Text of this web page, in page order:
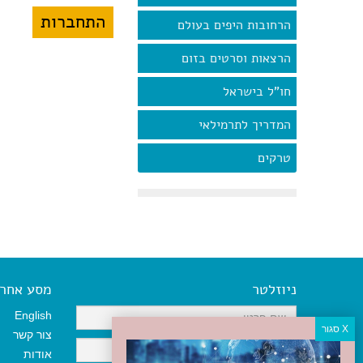
הרחובות היפים בעולם
הרצאות וסרטים בזום
חו"ל בישראל
המדריך לתרמילאי
טרקים
ניוזלטר מסע אחר
English
צור קשר
אודות